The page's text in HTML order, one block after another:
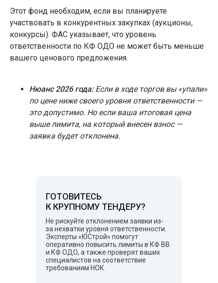
Этот фонд необходим, если вы планируете
участвовать в конкурентных закупках (аукционы,
конкурсы). ФАС указывает, что уровень
ответственности по КФ ОДО не может быть меньше
вашего ценового предложения.
Нюанс 2026 года:Если в ходе торгов вы «упали»
по цене ниже своего уровня ответственности —
это допустимо. Но если ваша итоговая цена
выше лимита, на который внесен взнос —
заявка будет отклонена.
Не рискуйте отклонением заявки из-
за нехватки уровня ответственности.
Эксперты «ЮСтрой» помогут
оперативно повысить лимиты в КФ ВВ
и КФ ОДО, а также проверят ваших
специалистов на соответствие
требованиям НОК.
ГОТОВИТЕСЬ
К КРУПНОМУ ТЕНДЕРУ?